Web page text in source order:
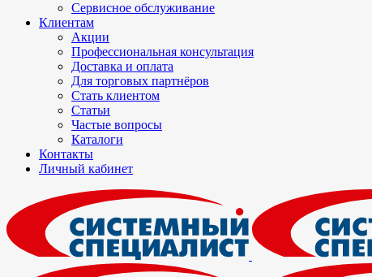
Сервисное обслуживание
Клиентам
Акции
Профессиональная консультация
Доставка и оплата
Для торговых партнёров
Стать клиентом
Статьи
Частые вопросы
Каталоги
Контакты
Личный кабинет